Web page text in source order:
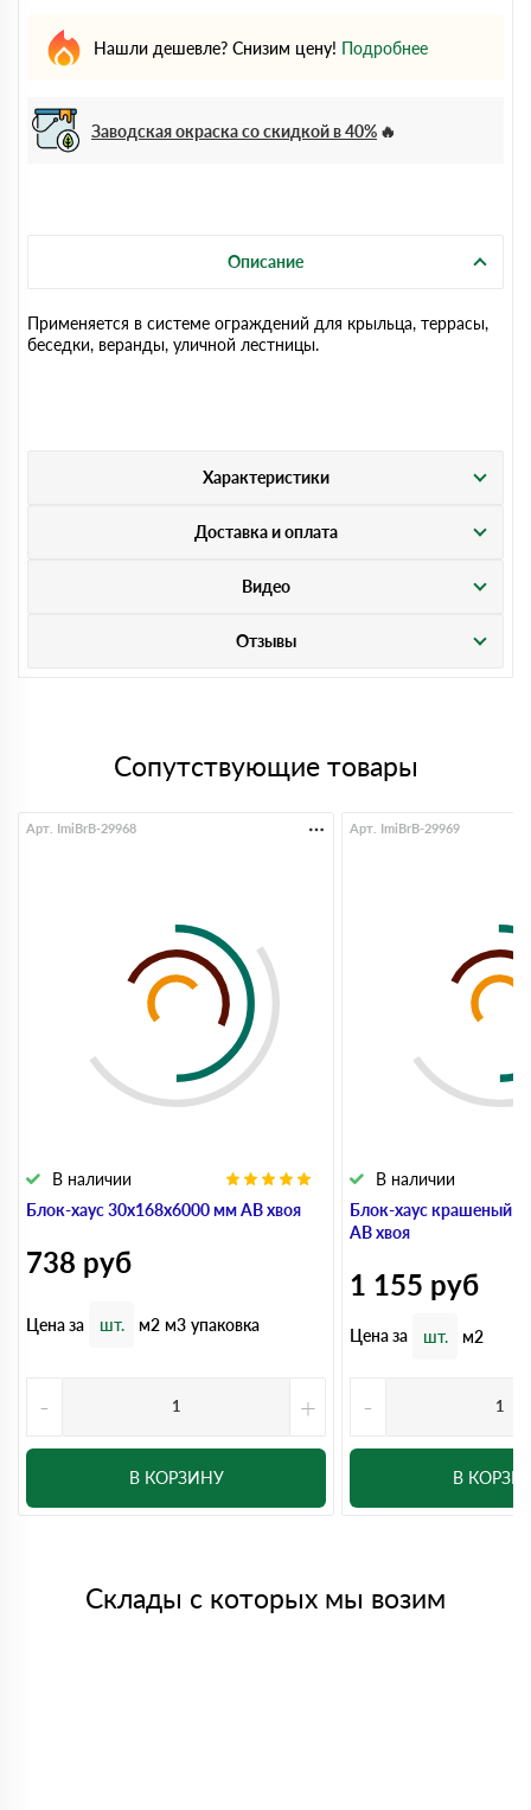
Нашли дешевле? Снизим цену! Подробнее
Заводская окраска со скидкой в 40%
Описание
Применяется в системе ограждений для крыльца, террасы,
беседки, веранды, уличной лестницы.
Характеристики
Доставка и оплата
Видео
Отзывы
Сопутствующие товары
Блок-хаус 30x168x6000 мм АВ хвоя
В наличии
Арт. ImiBrB-29968
738 руб
Цена за шт. м2 м3 упаковка
- +
В КОРЗИНУ
Блок-хаус крашеный
АВ хвоя
В наличии
Арт. ImiBrB-29969
1 155 руб
Цена за шт. м2
-
В
Склады с которых мы возим